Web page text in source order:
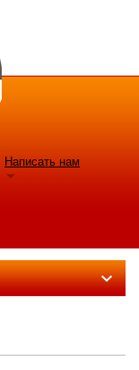
Написать нам